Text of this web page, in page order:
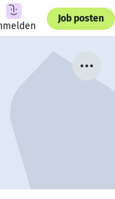
Job posten